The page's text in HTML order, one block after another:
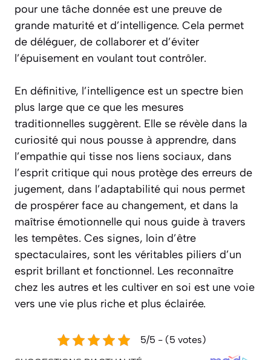
pour une tâche donnée est une preuve de
grande maturité et d’intelligence. Cela permet
de déléguer, de collaborer et d’éviter
l’épuisement en voulant tout contrôler.
En définitive, l’intelligence est un spectre bien
plus large que ce que les mesures
traditionnelles suggèrent. Elle se révèle dans la
curiosité qui nous pousse à apprendre, dans
l’empathie qui tisse nos liens sociaux, dans
l’esprit critique qui nous protège des erreurs de
jugement, dans l’adaptabilité qui nous permet
de prospérer face au changement, et dans la
maîtrise émotionnelle qui nous guide à travers
les tempêtes. Ces signes, loin d’être
spectaculaires, sont les véritables piliers d’un
esprit brillant et fonctionnel. Les reconnaître
chez les autres et les cultiver en soi est une voie
vers une vie plus riche et plus éclairée.
5/5 - (5 votes)